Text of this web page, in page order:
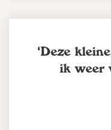
‘Deze
ik weer